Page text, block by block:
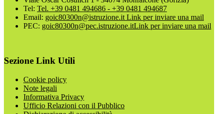
Tel: Tel. +39 0481 494686 - +39 0481 494687
Email: goic80300n@istruzione.it Link per inviare una mail
PEC: goic80300n@pec.istruzione.itLink per inviare una mail
Sezione Link Utili
Cookie policy
Note legali
Informativa Privacy
Ufficio Relazioni con il Pubblico